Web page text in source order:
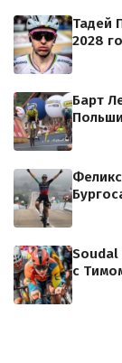
Тадей
2028
Барт
Польши
Soudal
с